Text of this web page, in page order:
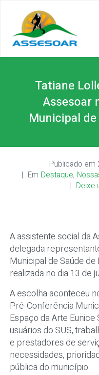
Tatiane
Assesoar
Municipal
Publicado em
Em Destaque,
Deixe
A assistente social da
delegada
Municipal de Saúde
realizada no dia 13 de
A escolha aconteceu
Pré-Conferência
Espaço da Arte
usuários do SUS,
e prestadores de
necessidades,
pública do município.